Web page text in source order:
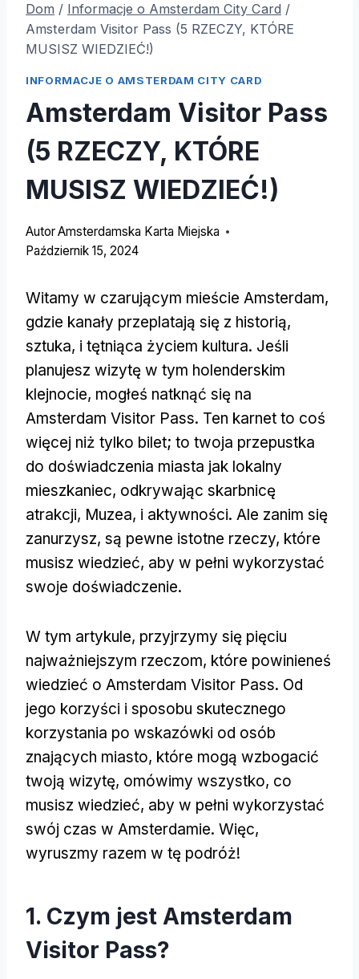
Dom / Informacje o Amsterdam City Card /
Amsterdam Visitor Pass (5 RZECZY, KTÓRE
MUSISZ WIEDZIEĆ!)
INFORMACJE O AMSTERDAM CITY CARD
Amsterdam Visitor Pass
(5 RZECZY, KTÓRE
MUSISZ WIEDZIEĆ!)
AutorAmsterdamska Karta Miejska
Październik 15, 2024
Witamy w czarującym mieście Amsterdam,
gdzie kanały przeplatają się z historią,
sztuka, i tętniąca życiem kultura. Jeśli
planujesz wizytę w tym holenderskim
klejnocie, mogłeś natknąć się na
Amsterdam Visitor Pass. Ten karnet to coś
więcej niż tylko bilet; to twoja przepustka
do doświadczenia miasta jak lokalny
mieszkaniec, odkrywając skarbnicę
atrakcji, Muzea, i aktywności. Ale zanim się
zanurzysz, są pewne istotne rzeczy, które
musisz wiedzieć, aby w pełni wykorzystać
swoje doświadczenie.
W tym artykule, przyjrzymy się pięciu
najważniejszym rzeczom, które powinieneś
wiedzieć o Amsterdam Visitor Pass. Od
jego korzyści i sposobu skutecznego
korzystania po wskazówki od osób
znających miasto, które mogą wzbogacić
twoją wizytę, omówimy wszystko, co
musisz wiedzieć, aby w pełni wykorzystać
swój czas w Amsterdamie. Więc,
wyruszmy razem w tę podróż!
1. Czym jest Amsterdam
Visitor Pass?